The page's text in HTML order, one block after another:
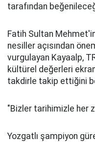
tarafından
Fatih Sultan Mehmet'in
nesiller açısından
vurgulayan Kayaalp,
kültürel değerleri
takdirle takip ettiğini
"Bizler tarihimizle her
Yozgatlı şampiyon